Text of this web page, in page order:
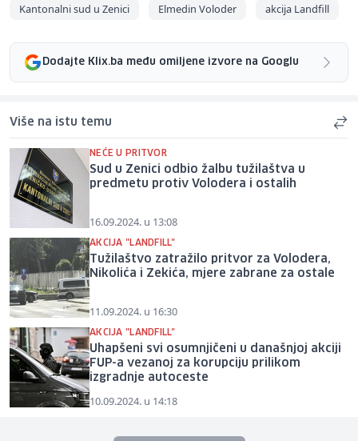
Kantonalni sud u Zenici Elmedin Voloder akcija Landfill
Dodajte Klix.ba među omiljene izvore na Googlu
Više na istu temu
NEĆE U PRITVOR
Sud u Zenici odbio žalbu tužilaštva u
predmetu protiv Volodera i ostalih
16.09.2024. u 13:08
AKCIJA "LANDFILL"
Tužilaštvo zatražilo pritvor za Volodera,
Nikolića i Zekića, mjere zabrane za ostale
11.09.2024. u 16:30
AKCIJA "LANDFILL"
Uhapšeni svi osumnjičeni u današnjoj akciji
FUP-a vezanoj za korupciju prilikom
izgradnje autoceste
10.09.2024. u 14:18